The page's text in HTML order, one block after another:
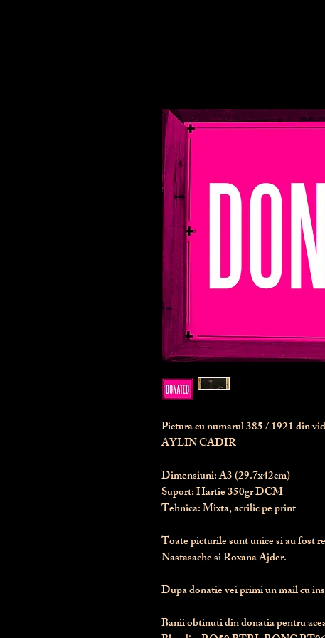
Pictura cu numarul385/ 1921 din
AYLIN CADIR
Dimensiuni: A3 (29.7x42cm)
Suport: Hartie 350gr DCM
Tehnica: Mixta, acrilic pe print
Toate picturile sunt unice si au fost
Nastasache si Roxana Ajder.
Dupa donatie vei primi un mail cu
Banii obtinuti din donatia pentru